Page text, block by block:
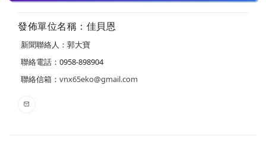
發佈單位名稱：佳貝恩
新聞聯絡人：郭大寶
聯絡電話：0958-898904
聯絡信箱： vnx65eko@gmail.com